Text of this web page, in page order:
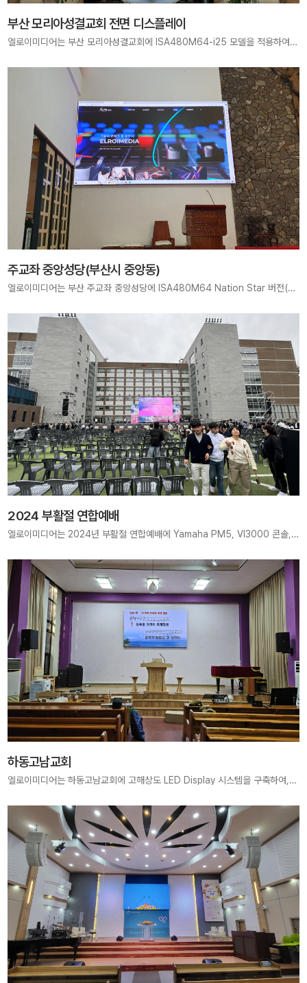
부산 모리아성결교회 전면 디스플레이
엘로이미디어는 부산 모리아성결교회에 ISA480M64-i25 모델을 적용하여 3200mm × 1920mm 크기, 1280×768 pixels 해상도의 전면 디스플레이를 설치하였습니다. 레트로 감성의 베젤 커버와 함께 공간과 조화를 이루는 최적의 예배 환경을 완성했습니다.
주교좌 중앙성당(부산시 중앙동)
엘로이미디어는 부산 주교좌 중앙성당에 ISA480M64 Nation Star 버전(48PCS)과 NOVA VX600 컨트롤러를 적용하여 고휘도 LED Display 시스템을 구축하였습니다. 밝고 선명한 화질로 예배와 행사를 효과적으로 지원하는 최적의 디스플레이 환경을 제공합니다.
2024 부활절 연합예배
엘로이미디어는 2024년 부활절 연합예배에 Yamaha PM5, VI3000 콘솔, KH4+KS4 메인 시스템, KO70 서브 우퍼, 11m×6m LED를 구축하였습니다. 안정적인 음향과 선명한 영상으로 대규모 연합예배와 굿티비 중계를 성공적으로 지원했습니다.
하동고남교회
엘로이미디어는 하동고남교회에 고해상도 LED Display 시스템을 구축하여, 예배 중 말씀과 찬양이 더욱 선명하고 감동 있게 전달될 수 있도록 지원하였습니다. 현장 특성에 최적화된 시공으로 성도 모두가 은혜에 몰입할 수 있는 예배 환경을 제공합니다.